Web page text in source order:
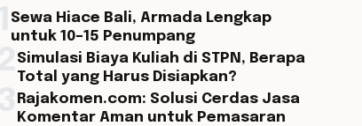
Sewa Hiace Bali, Armada Lengkap
untuk 10–15 Penumpang
Simulasi Biaya Kuliah di STPN, Berapa
Total yang Harus Disiapkan?
Rajakomen.com: Solusi Cerdas Jasa
Komentar Aman untuk Pemasaran